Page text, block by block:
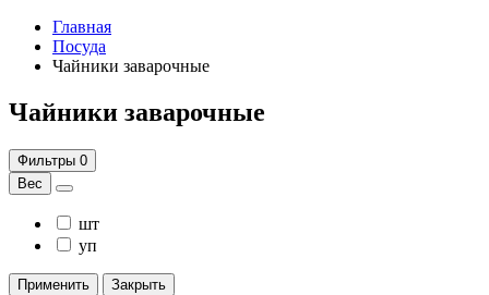
Главная
Посуда
Чайники заварочные
Чайники заварочные
Фильтры 0
Вес
шт
уп
Применить Закрыть